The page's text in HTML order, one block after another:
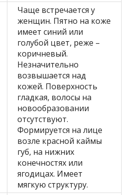
Чаще встречается у
женщин. Пятно на коже
имеет синий или
голубой цвет, реже –
коричневый.
Незначительно
возвышается над
кожей. Поверхность
гладкая, волосы на
новообразовании
отсутствуют.
Формируется на лице
возле красной каймы
губ, на нижних
конечностях или
ягодицах. Имеет
мягкую структуру.